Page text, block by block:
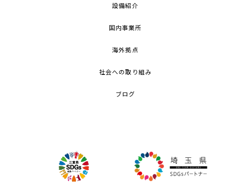
設備紹介
国内事業所
海外拠点
社会への取り組み
ブログ